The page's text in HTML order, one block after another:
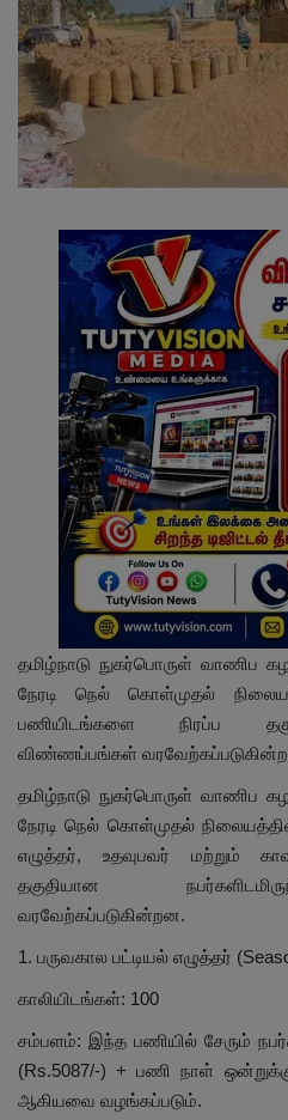
வேலைவாய்ப்பு
சட்டமன்ற தேர்தல் 2026
தொழில்நுட்பம்
மக்கள் புகார்கள்
சிறப்பு செய்திகள்
தமிழ்நாடு நுகர்பொருள் வாணிப
நேரடி நெல் கொள்முதல்
பணியிடங்களை நிரப்ப
விண்ணப்பங்கள்
தமிழ்நாடு நுகர்பொருள் வாணிப
நேரடி நெல் கொள்முதல்
எழுத்தர், உதவுபவர் மற்றும்
தகுதியான
வரவேற்கப்படுகின்றன.
1. பருவகால பட்டியல் எழுத்தர்
காலியிடங்கள்: 100
சம்பளம்: இந்த பணியில் சேரும்
(Rs.5087/-) + பணி நாள்
ஆகியவை வழங்கப்படும்.